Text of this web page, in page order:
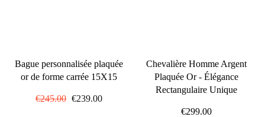
Bague personnalisée plaquée
or de forme carrée 15X15
Prix
€245.00 Prix
€239.00
Chevalière Homme Argent
Plaquée Or - Élégance
Rectangulaire Unique
€299.00